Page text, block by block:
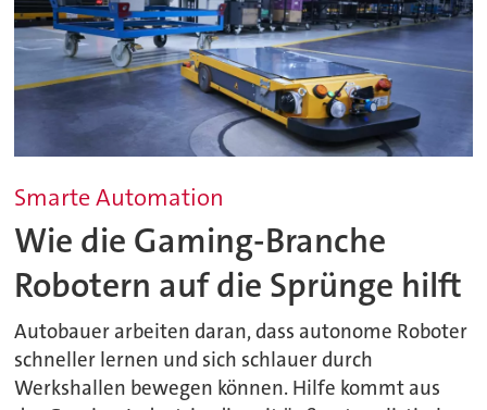
Smarte Automation
Wie die Gaming-Branche
Robotern auf die Sprünge hilft
Autobauer arbeiten daran, dass autonome Roboter
schneller lernen und sich schlauer durch
Werkshallen bewegen können. Hilfe kommt aus